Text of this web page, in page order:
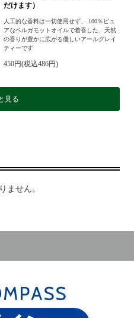
だけます）
人工的な香料は一切使用せず、 100％ピュ
アなベルガモットオイルで着香した、天然
の香りが豊かに広がる優しいアールグレイ
ティーです
450円(税込486円)
見る
ません。